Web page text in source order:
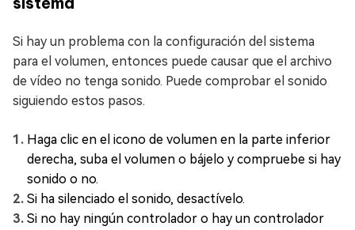
Si hay un problema con la configuración del sistema
para el volumen, entonces puede causar que el archivo
de vídeo no tenga sonido. Puede comprobar el sonido
siguiendo estos pasos.
Haga clic en el icono de volumen en la parte inferior
derecha, suba el volumen o bájelo y compruebe si hay
sonido o no.
Si ha silenciado el sonido, desactívelo.
Si no hay ningún controlador o hay un controlador